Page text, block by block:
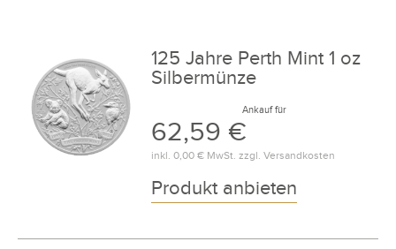
125 Jahre Perth Mint 1 oz
Silbermünze
Ankauf für
62,59 €
inkl. 0,00 €MwSt. zzgl. Versandkosten
Produkt anbieten